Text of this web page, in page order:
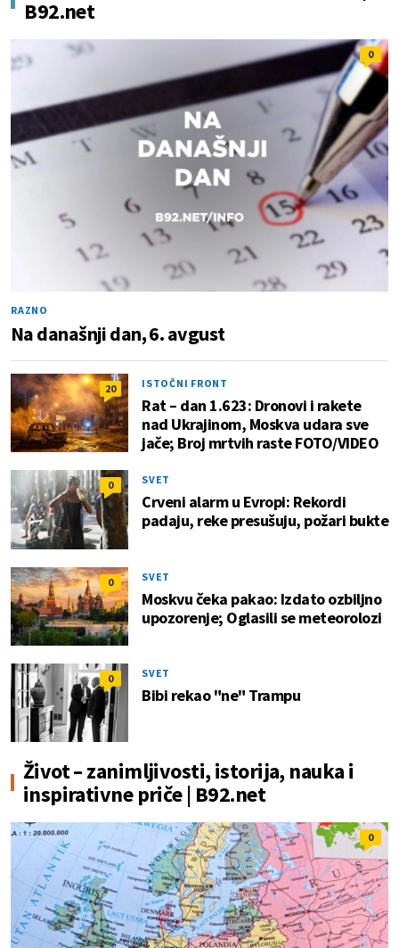
B92.net
0
RAZNO
Na današnji dan, 6. avgust
20 ISTOČNI FRONT
Rat – dan 1.623: Dronovi i rakete
nad Ukrajinom, Moskva udara sve
jače; Broj mrtvih raste FOTO/VIDEO
0 SVET
Crveni alarm u Evropi: Rekordi
padaju, reke presušuju, požari bukte
0 SVET
Moskvu čeka pakao: Izdato ozbiljno
upozorenje; Oglasili se meteorolozi
0 SVET
Bibi rekao "ne" Trampu
Život – zanimljivosti, istorija, nauka i
inspirativne priče | B92.net
0